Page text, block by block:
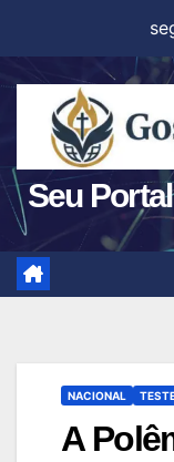
content
Seu
NACIONAL
A